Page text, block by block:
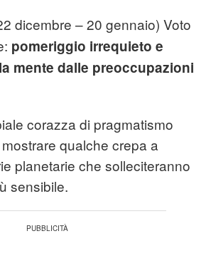
dicembre – 20 gennaio) Voto
pomeriggio irrequieto e
mente dalle preoccupazioni
corazza di pragmatismo
qualche crepa a
planetarie che solleciteranno
sensibile.